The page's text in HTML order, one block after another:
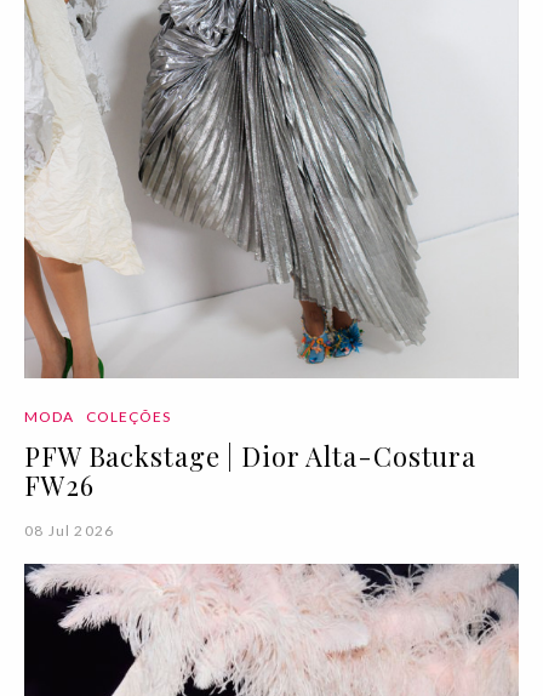
MODA COLEÇÕES
PFW Backstage | Dior Alta-Costura
FW26
08 Jul 2026